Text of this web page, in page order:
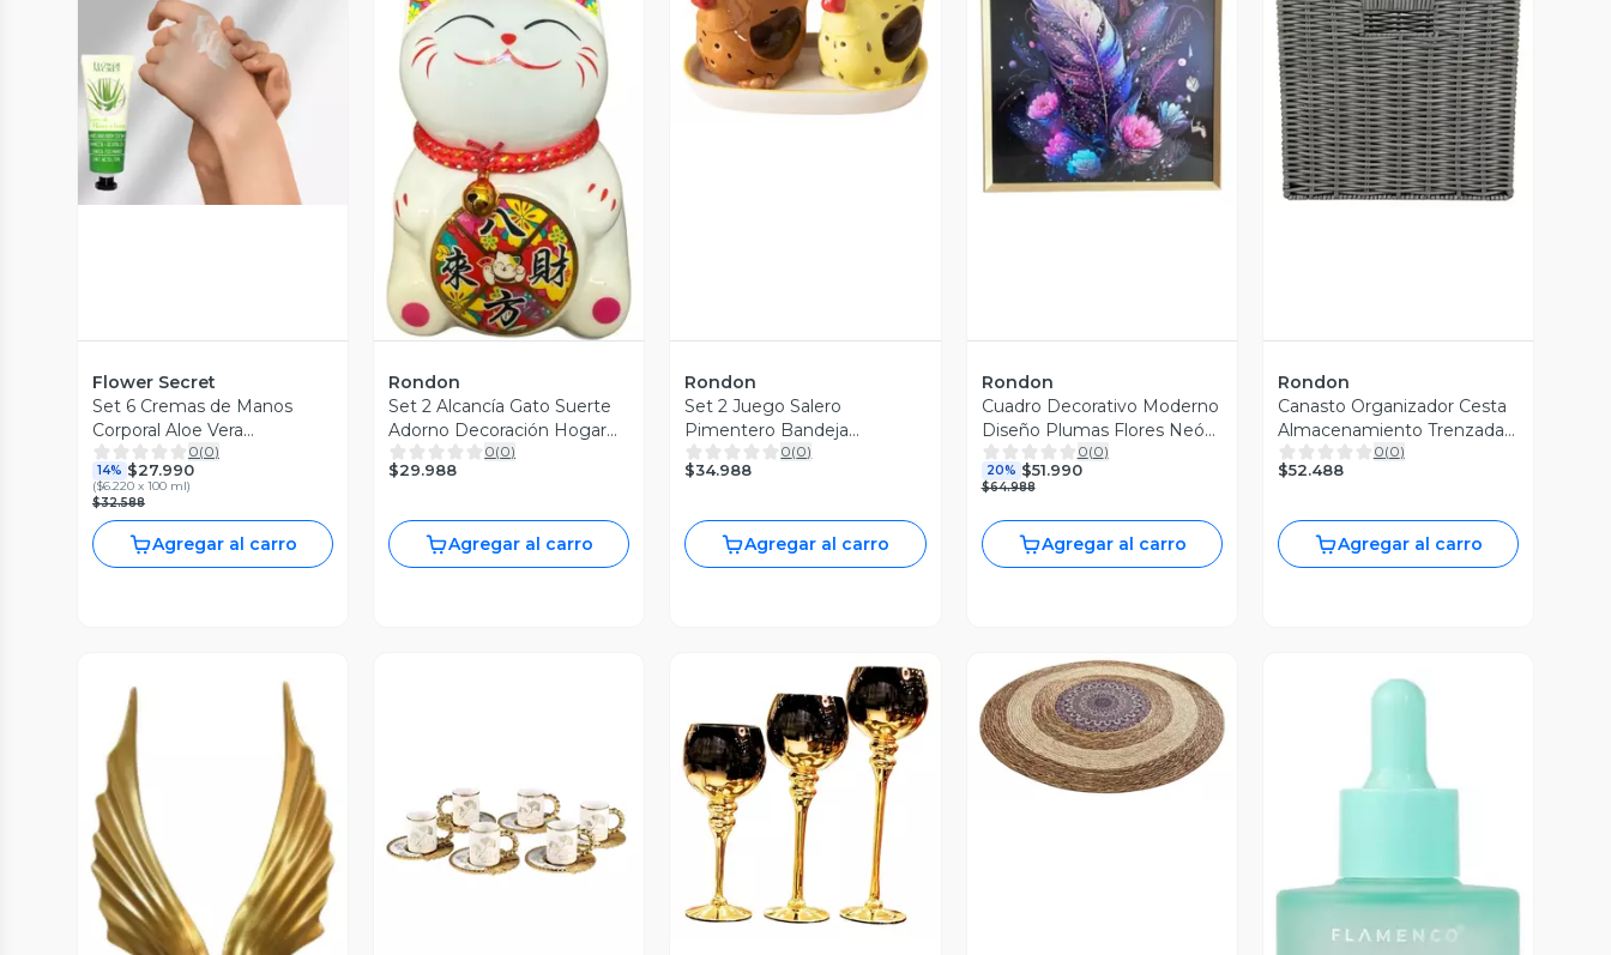
Vista Previa
Flower Secret
Set 6 Cremas de Manos
Corporal Aloe Vera
Hidratante Lau
0(0)
14% $27.990
($6.220 x 100 ml)
$32.588
Agregar al carro
Vista Previa
Rondon
Set 2 Alcancía Gato Suerte
Adorno Decoración Hogar
Jhn
0(0)
$29.988
Agregar al carro
Vista Previa
Rondon
Set 2 Juego Salero
Pimentero Bandeja
Elegante Hogar Jhn
0(0)
$34.988
Agregar al carro
Vista Previa
Rondon
Cuadro Decorativo Moderno
Diseño Plumas Flores Neón
Jhn
0(0)
20% $51.990
$64.988
Agregar al carro
Vista Previa
Rondon
Canasto Organizador Cesta
Almacenamiento Trenzada
Jhn
0(0)
$52.488
Agregar al carro
Vista Previa
Vista Previa
Vista Previa
Vista Previa